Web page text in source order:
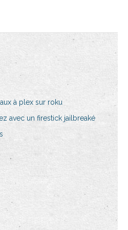
à plex sur roku
avec un firestick jailbreaké